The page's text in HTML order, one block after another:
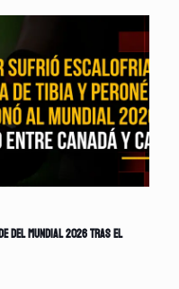
del Mundial 2026 tras el